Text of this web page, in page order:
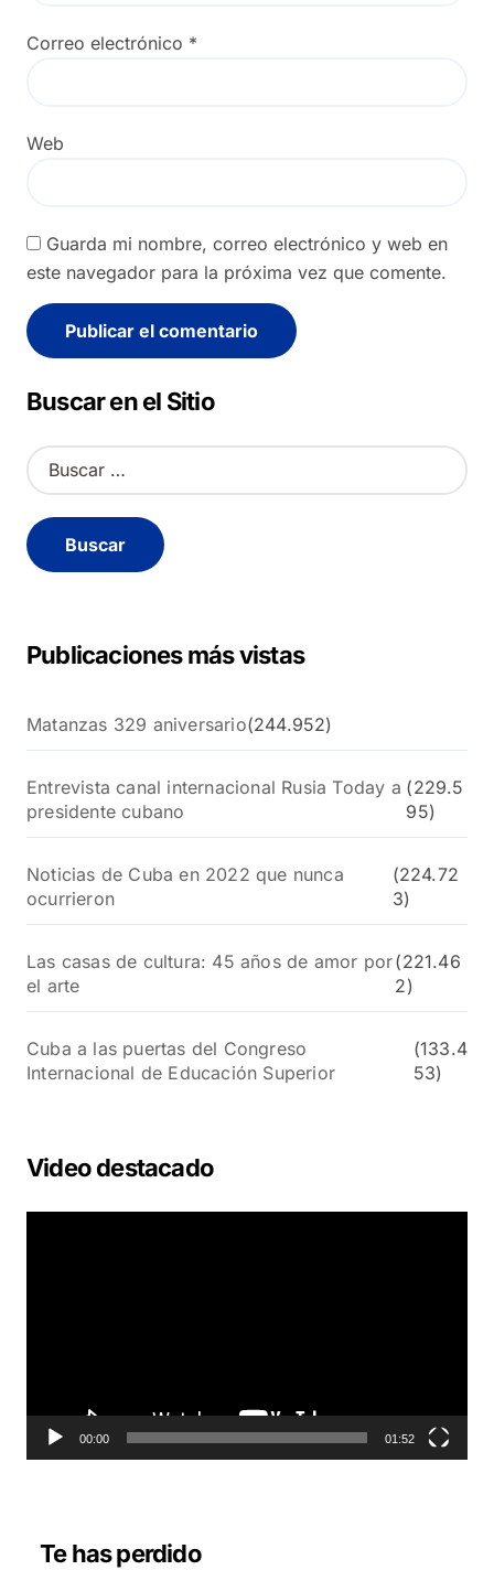
Correo electrónico *
Web
Guarda mi nombre, correo electrónico y web en
este navegador para la próxima vez que comente.
Buscar en el Sitio
B
u
c
a
Publicaciones más vistas
Matanzas 329 aniversario(244.952)
Entrevista canal internacional Rusia Today a
presidente cubano
(229.5
95)
Noticias de Cuba en 2022 que nunca
ocurrieron
(224.72
3)
Las casas de cultura: 45 años de amor por
el arte
(221.46
2)
Cuba a las puertas del Congreso
Internacional de Educación Superior
(133.4
53)
Video destacado
t
r
00:00 01:52
Te has perdido